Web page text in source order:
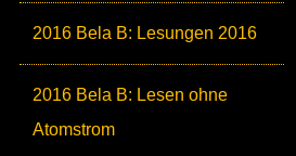
2016 Bela B: Lesungen 2016
2016 Bela B: Lesen ohne
Atomstrom